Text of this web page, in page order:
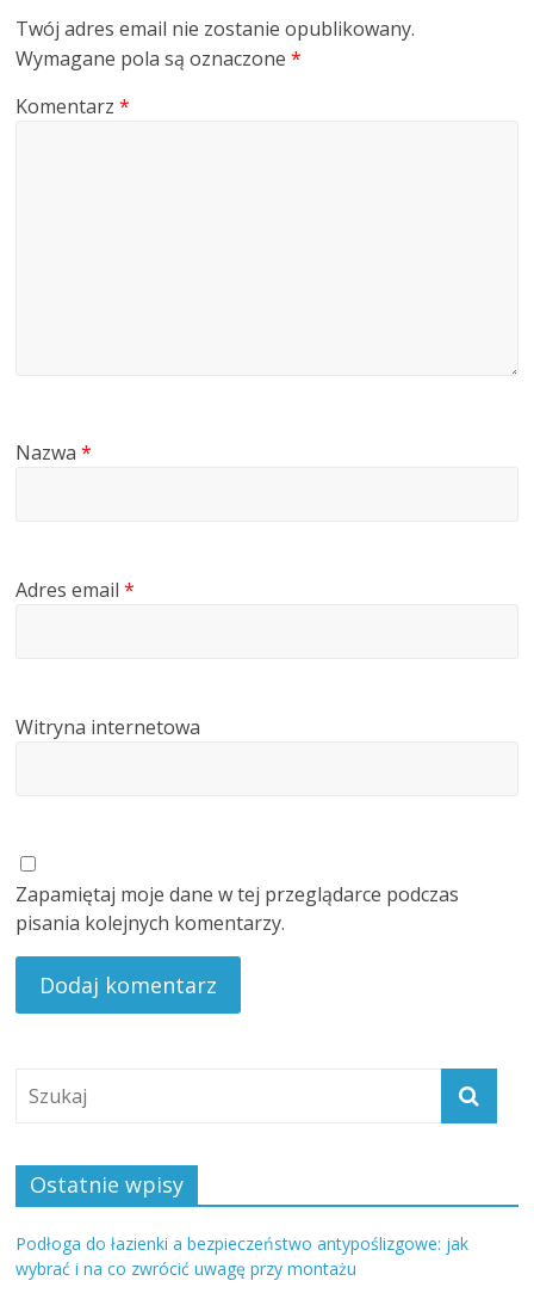
Twój adres email nie zostanie opublikowany.
Wymagane pola są oznaczone*
Komentarz*
Nazwa*
Adres email*
Witryna internetowa
Zapamiętaj moje dane w tej przeglądarce podczas
pisania kolejnych komentarzy.
Ostatnie wpisy
Podłoga do łazienki a bezpieczeństwo antypoślizgowe: jak
wybrać i na co zwrócić uwagę przy montażu